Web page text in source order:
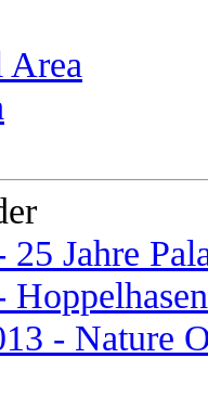
Area
Jahre
- Nature